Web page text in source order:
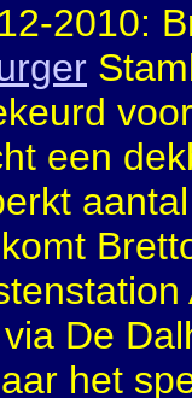
2010:
een
komt
De
het